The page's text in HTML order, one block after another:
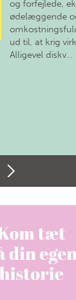
og forfejlede,
ødelæggende
ud til, at krig
Alligevel diskv…